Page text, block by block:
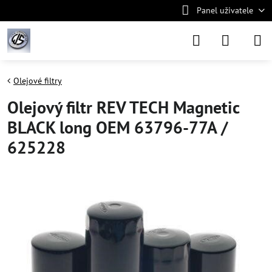
Panel uživatele
Olejové filtry
Olejový filtr REV TECH Magnetic
BLACK long OEM 63796-77A /
625228